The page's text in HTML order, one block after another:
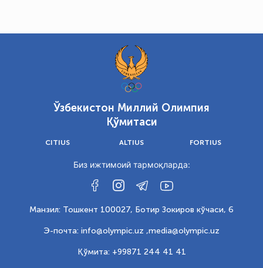
Ўзбекистон Миллий Олимпия
Қўмитаси
CITIUS ALTIUS FORTIUS
Биз ижтимоий тармоқларда:
Манзил: Тошкент 100027, Ботир Зокиров кўчаси, 6
Э-почта: info@olympic.uz ,media@olympic.uz
Қўмита: +99871 244 41 41